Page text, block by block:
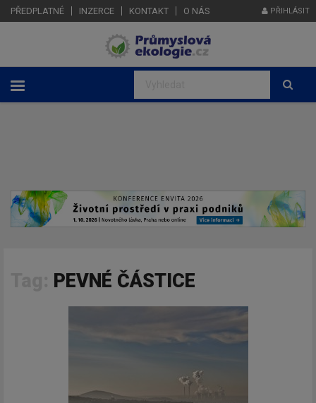
PŘEDPLATNÉ INZERCE KONTAKT O NÁS PŘIHLÁSIT
PEVNÉ ČÁSTICE